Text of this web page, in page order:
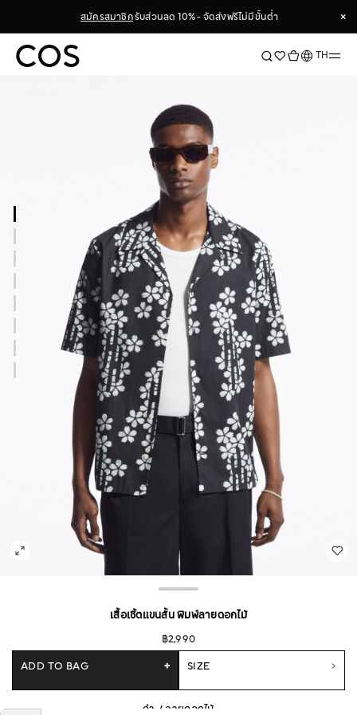
สมัครสมาชิกรับส่วนลด 10% - จัดส่งฟรีไม่มีขั้นต่ำ
×
×
ภาษาTH
เสื้อเชิ้ตแขนสั้น พิมพ์ลายดอกไม้
฿2,990
SIZE
ADD TO BAG +
ดำ / ลายดอกไม้